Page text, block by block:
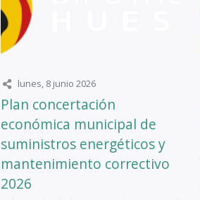
lunes, 8 junio 2026
Plan concertación
económica municipal de
suministros energéticos y
mantenimiento correctivo
2026